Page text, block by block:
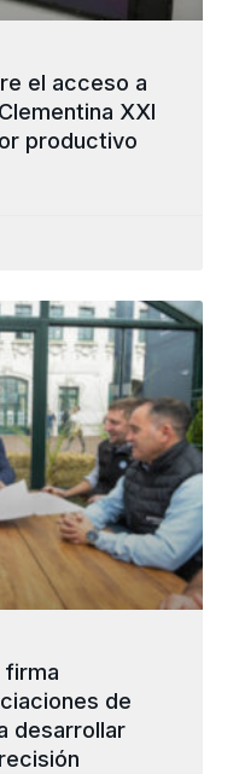
el acceso a
XXI
productivo
firma
de
desarrollar